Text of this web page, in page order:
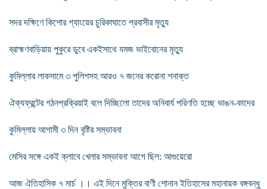
সদর দক্ষিণে কিশোর গ্যাংয়ের চুরিকাঘাতে প্রবাসীর মৃত্যু
ব্রাহ্মণবাড়িয়ায় পুকুরে ডুবে একইসাথে যমজ ভাইবোনের মৃত্যু
কুমিল্লার লাকসামে ৩ পুলিশসহ আরও ৭ জনের করোনা শনাক্ত
ঐক্যফ্রন্টের গঠনপ্রক্রিয়াই বলে দিচ্ছিলো তাদের অনিবার্য পরিণতি হচ্ছে ভাঙন-কাদের
কুমিল্লায় আগামী ৩ দিন বৃষ্টির সম্ভাবনা
মেসির সঙ্গে একই ক্লাবে খেলার সম্ভাবনা আগে ছিল: আগুয়েরো
আজ ঐতিহাসিক ৭ মার্চ ।। এই দিনে মুক্তির বাণী শোনান ইতিহাসের মহানায়ক বঙ্গবন্ধু